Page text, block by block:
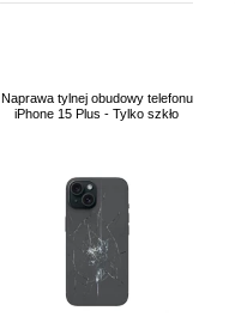
Naprawa tylnej obudowy telefonu
iPhone 15 Plus - Tylko szkło